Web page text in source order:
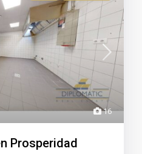
16
Prosperidad